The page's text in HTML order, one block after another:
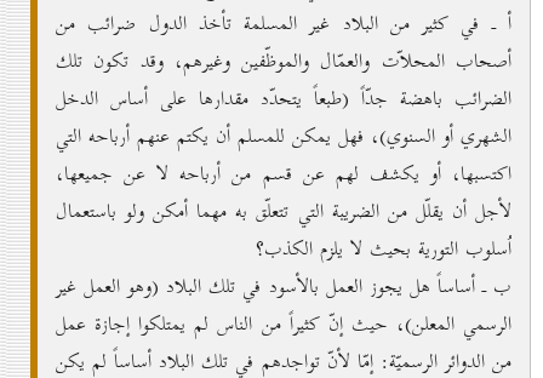
أ ـ في كثير من البلاد غير المسلمة تأخذ الدول ضرائب من
أصحاب المحلاّت والعمّال والموظّفين وغيرهم، وقد تكون تلك
الضرائب باهضة جدّاً (طبعاً يتحدّد مقدارها على أساس الدخل
الشهري أو السنوي)، فهل يمكن للمسلم أن يكتم عنهم أرباحه التي
اكتسبها، أو يكشف لهم عن قسم من أرباحه لا عن جميعها،
لأجل أن يقلّل من الضريبة التي تتعلّق به مهما أمكن ولو باستعمال
اُسلوب التورية بحيث لا يلزم الكذب؟
ب ـ أساساً هل يجوز العمل بالأسود في تلك البلاد (وهو العمل غير
الرسمي المعلن)، حيث إنّ كثيراً من الناس لم يمتلكوا إجازة عمل
من الدوائر الرسميّة: إمّا لأنّ تواجدهم في تلك البلاد أساساً لم يكن